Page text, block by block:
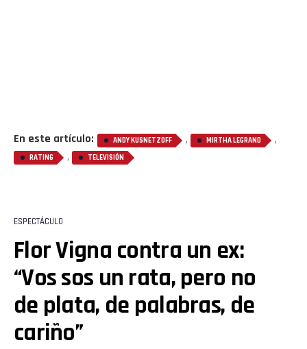
En este artículo: ANDY KUSNETZOFF , MIRTHA LEGRAND ,
RATING , TELEVISIÓN
ESPECTÁCULO
Flor Vigna contra un ex:
“Vos sos un rata, pero no
de plata, de palabras, de
cariño”